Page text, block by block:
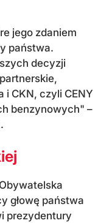
jego zdaniem
państwa.
decyzji
i CKN, czyli CENY
benzynowych" –
głowę państwa
prezydentury